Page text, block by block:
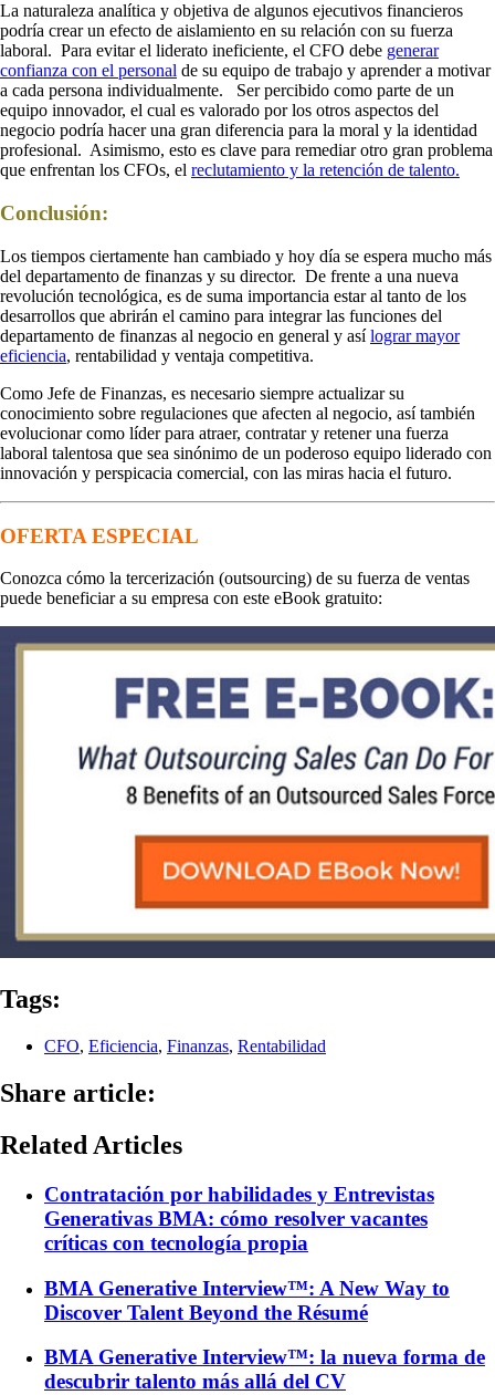
La naturaleza analítica y objetiva de algunos ejecutivos financieros
podría crear un efecto de aislamiento en su relación con su fuerza
laboral. Para evitar el liderato ineficiente, el CFO debe generar
confianza con el personal de su equipo de trabajo y aprender a motivar
a cada persona individualmente. Ser percibido como parte de un
equipo innovador, el cual es valorado por los otros aspectos del
negocio podría hacer una gran diferencia para la moral y la identidad
profesional. Asimismo, esto es clave para remediar otro gran problema
que enfrentan los CFOs, el reclutamiento y la retención de talento.
Conclusión:
Los tiempos ciertamente han cambiado y hoy día se espera mucho más
del departamento de finanzas y su director. De frente a una nueva
revolución tecnológica, es de suma importancia estar al tanto de los
desarrollos que abrirán el camino para integrar las funciones del
departamento de finanzas al negocio en general y asílograr mayor
eficiencia, rentabilidad y ventaja competitiva.
Como Jefe de Finanzas, es necesario siempre actualizar su
conocimiento sobre regulaciones que afecten al negocio, así también
evolucionar como líder para atraer, contratar y retener una fuerza
laboral talentosa que sea sinónimo de un poderoso equipo liderado con
innovación y perspicacia comercial, con las miras hacia el futuro.
OFERTA ESPECIAL
Conozca cómo la tercerización (outsourcing) de su fuerza de ventas
puede beneficiar a su empresa con este eBook gratuito:
Tags:
CFO, Eficiencia, Finanzas, Rentabilidad
Share article:
Related Articles
Contratación por habilidades y Entrevistas
Generativas BMA: cómo resolver vacantes
críticas con tecnología propia
BMA Generative Interview™: A New Way to
Discover Talent Beyond the Résumé
BMA Generative Interview™: la nueva forma de
descubrir talento más allá del CV